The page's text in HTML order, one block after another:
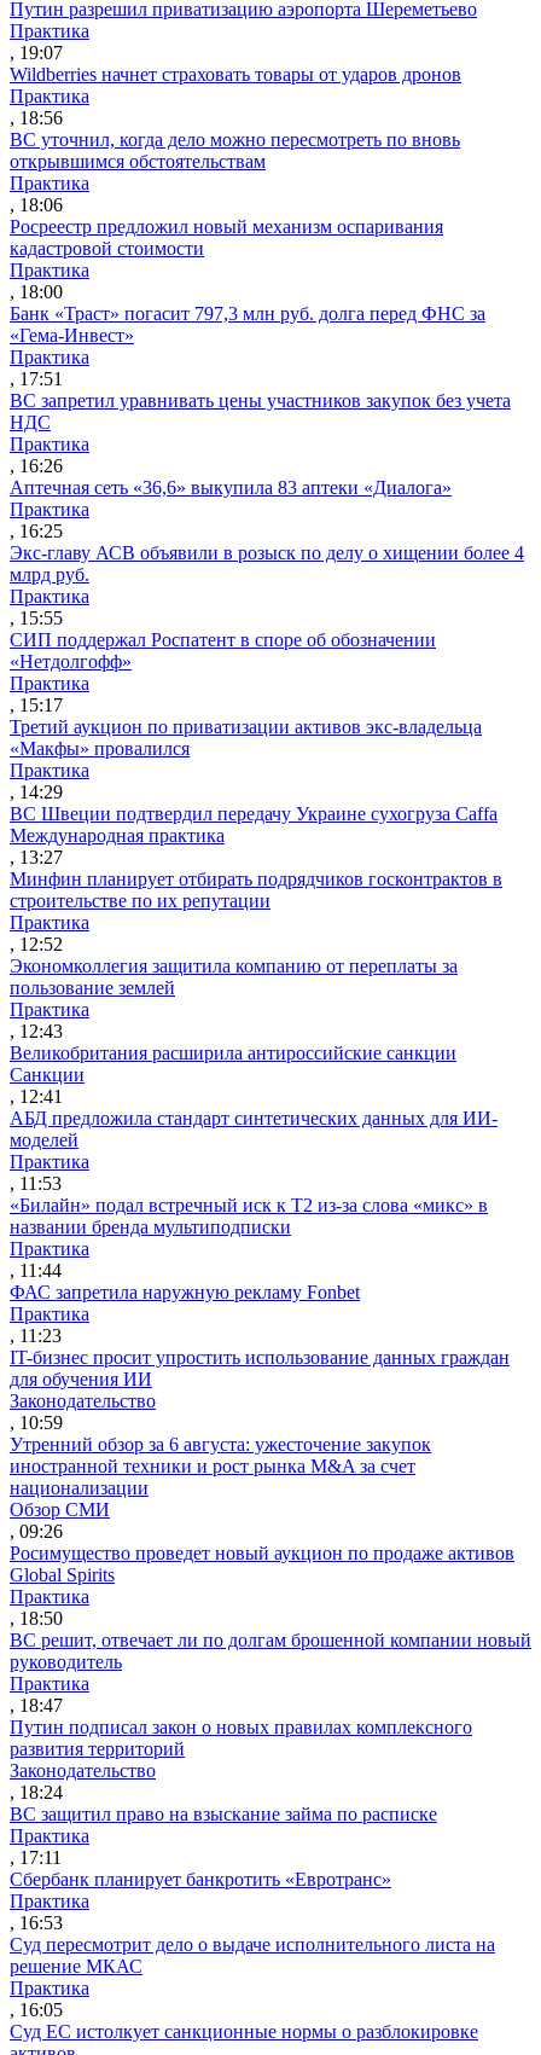
Путин разрешил приватизацию аэропорта Шереметьево
Практика
, 19:07
Wildberries начнет страховать товары от ударов дронов
Практика
, 18:56
ВС уточнил, когда дело можно пересмотреть по вновь
открывшимся обстоятельствам
Практика
, 18:06
Росреестр предложил новый механизм оспаривания
кадастровой стоимости
Практика
, 18:00
Банк «Траст» погасит 797,3 млн руб. долга перед ФНС за
«Гема-Инвест»
Практика
, 17:51
ВС запретил уравнивать цены участников закупок без учета
НДС
Практика
, 16:26
Аптечная сеть «36,6» выкупила 83 аптеки «Диалога»
Практика
, 16:25
Экс-главу АСВ объявили в розыск по делу о хищении более 4
млрд руб.
Практика
, 15:55
СИП поддержал Роспатент в споре об обозначении
«Нетдолгофф»
Практика
, 15:17
Третий аукцион по приватизации активов экс-владельца
«Макфы» провалился
Практика
, 14:29
ВС Швеции подтвердил передачу Украине сухогруза Caffa
Международная практика
, 13:27
Минфин планирует отбирать подрядчиков госконтрактов в
строительстве по их репутации
Практика
, 12:52
Экономколлегия защитила компанию от переплаты за
пользование землей
Практика
, 12:43
Великобритания расширила антироссийские санкции
Санкции
, 12:41
АБД предложила стандарт синтетических данных для ИИ-
моделей
Практика
, 11:53
«Билайн» подал встречный иск к Т2 из-за слова «микс» в
названии бренда мультиподписки
Практика
, 11:44
ФАС запретила наружную рекламу Fonbet
Практика
, 11:23
IT-бизнес просит упростить использование данных граждан
для обучения ИИ
Законодательство
, 10:59
Утренний обзор за 6 августа: ужесточение закупок
иностранной техники и рост рынка M&A за счет
национализации
Обзор СМИ
, 09:26
Росимущество проведет новый аукцион по продаже активов
Global Spirits
Практика
, 18:50
ВС решит, отвечает ли по долгам брошенной компании новый
руководитель
Практика
, 18:47
Путин подписал закон о новых правилах комплексного
развития территорий
Законодательство
, 18:24
ВС защитил право на взыскание займа по расписке
Практика
, 17:11
Сбербанк планирует банкротить «Евротранс»
Практика
, 16:53
Суд пересмотрит дело о выдаче исполнительного листа на
решение МКАС
Практика
, 16:05
Суд ЕС истолкует санкционные нормы о разблокировке